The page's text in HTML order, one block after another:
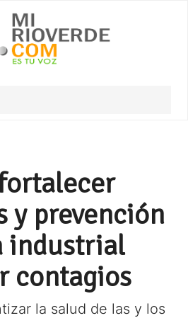
y prevención
industrial
contagios
la salud de las y los